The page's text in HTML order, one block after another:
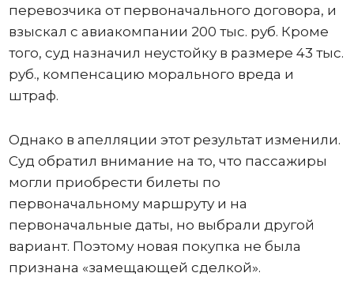
перевозчика от первоначального договора, и
взыскал с авиакомпании 200 тыс. руб. Кроме
того, суд назначил неустойку в размере 43 тыс.
руб., компенсацию морального вреда и
штраф.
Однако в апелляции этот результат изменили.
Суд обратил внимание на то, что пассажиры
могли приобрести билеты по
первоначальному маршруту и на
первоначальные даты, но выбрали другой
вариант. Поэтому новая покупка не была
признана «замещающей сделкой».